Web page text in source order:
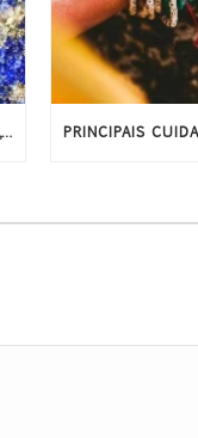
PEDRA LÁPIS LAZULI: SIGNIFICADO, HISTÓRIA E PROPRIEDADES ENERGÉTICAS